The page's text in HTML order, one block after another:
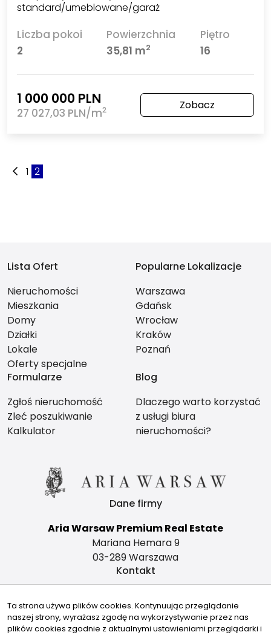
standard/umeblowane/garaż
Liczba pokoi
2
Powierzchnia
35,81 m2
Piętro
16
1 000 000 PLN
27 027,03 PLN/m2 Zobacz
1 2
Lista Ofert
Nieruchomości
Mieszkania
Domy
Działki
Lokale
Oferty specjalne
Popularne Lokalizacje
Warszawa
Gdańsk
Wrocław
Kraków
Poznań
Formularze
Zgłoś nieruchomość
Zleć poszukiwanie
Kalkulator
Blog
Dlaczego warto korzystać
z usługi biura
nieruchomości?
Dane firmy
Aria Warsaw Premium Real Estate
Mariana Hemara 9
03-289 Warszawa
Kontakt
735480190
Znajdziesz nas tu
Ta strona używa plików cookies. Kontynuując przeglądanie
naszej strony, wyrażasz zgodę na wykorzystywanie przez nas
plików cookies zgodnie z aktualnymi ustawieniami przeglądarki i